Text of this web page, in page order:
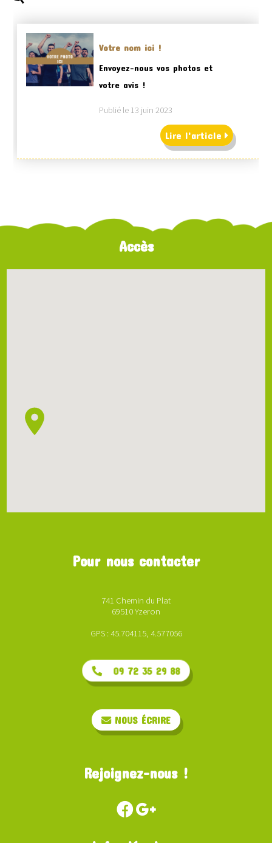
Votre nom ici !
Envoyez-nous vos photos et
votre avis !
Publié le 13 juin 2023
Lire l'article
Accès
Pour nous contacter
741 Chemin du Plat
69510 Yzeron
GPS : 45.704115, 4.577056
09 72 35 29 88
NOUS ÉCRIRE
Rejoignez-nous !